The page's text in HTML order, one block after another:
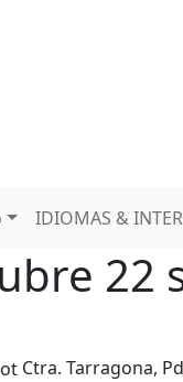
IDIOMAS &
22
Ctra. Tarragona,